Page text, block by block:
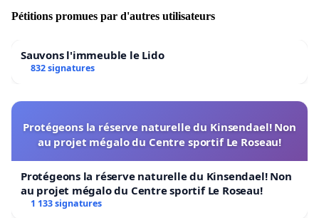
Pétitions promues par d'autres utilisateurs
Sauvons l'immeuble le Lido
832 signatures
Protégeons la réserve naturelle du Kinsendael! Non
au projet mégalo du Centre sportif Le Roseau!
Protégeons la réserve naturelle du Kinsendael! Non
au projet mégalo du Centre sportif Le Roseau!
1 133 signatures